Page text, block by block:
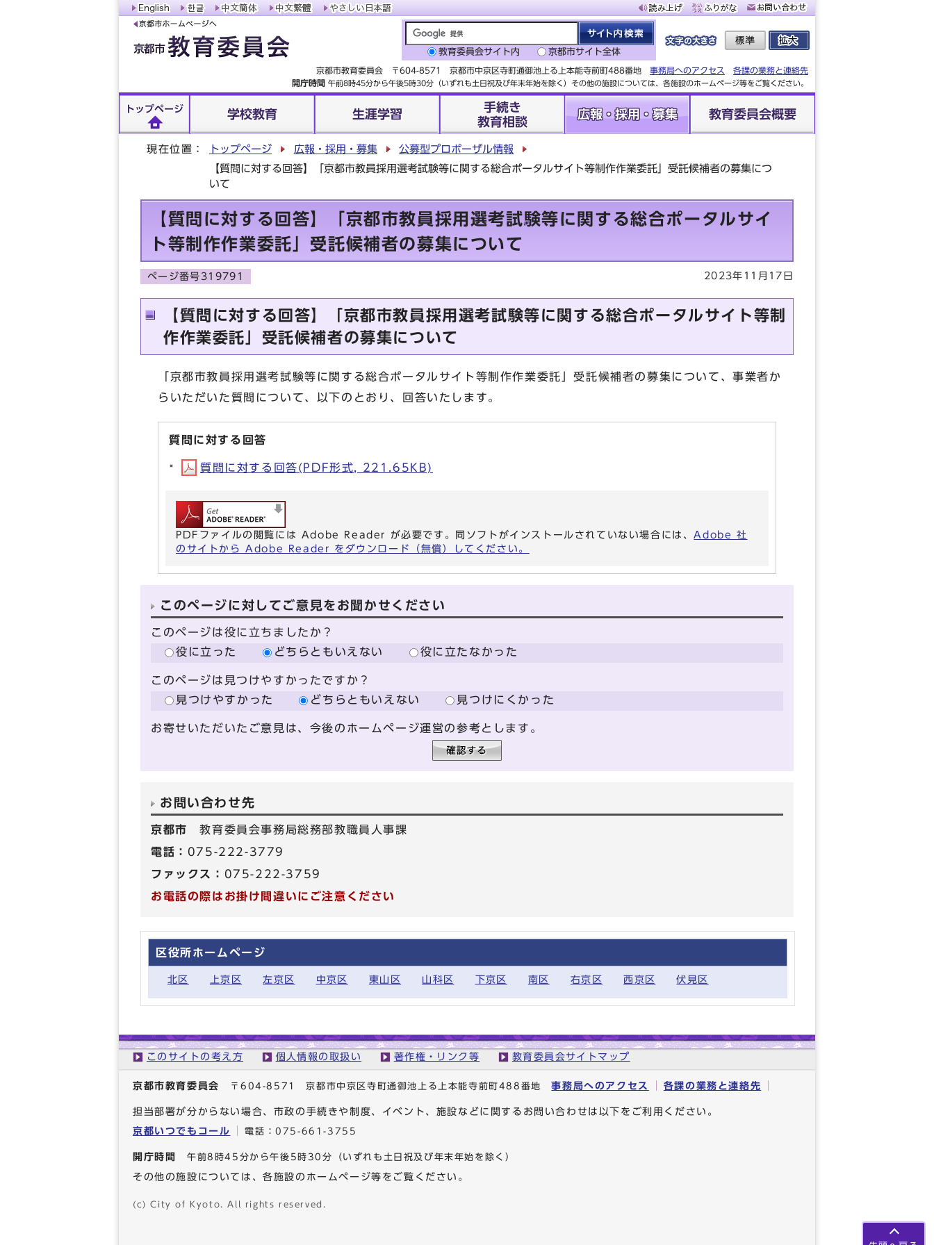
教育委員会サイト内 京都市サイト全体
京都市教育委員会 〒604-8571 京都市中京区寺町通御池上る上本能寺前町488番地 事務局へのアクセス
各課の業務と連絡先
開庁時間 午前8時45分から午後5時30分（いずれも土日祝及び年末年始を除く）その他の施設については、各施設のホームページ等をご覧ください。
トップページ 学校教育 生涯学習
手続き
教育相談
広報・採用・募集 教育委員会概要
現在位置： トップページ 広報・採用・募集
公募型プロポーザル情報
【質問に対する回答】「京都市教員採用選考試験等に関する総合ポータルサイト等制作作業委託」受託候補者の募集につ
いて
【質問に対する回答】「京都市教員採用選考試験等に関する総合ポータルサイ
ト等制作作業委託」受託候補者の募集について
ページ番号319791 2023年11月17日
【質問に対する回答】「京都市教員採用選考試験等に関する総合ポータルサイト等制
作作業委託」受託候補者の募集について
「京都市教員採用選考試験等に関する総合ポータルサイト等制作作業委託」受託候補者の募集について、事業者か
らいただいた質問について、以下のとおり、回答いたします。
質問に対する回答
質問に対する回答(PDF形式, 221.65KB)
PDFファイルの閲覧には Adobe Reader が必要です。同ソフトがインストールされていない場合には、Adobe 社
のサイトから Adobe Reader をダウンロード（無償）してください。
このページに対してご意見をお聞かせください
このページは役に立ちましたか？
役に立った
どちらともいえない 役に立たなかった
このページは見つけやすかったですか？
見つけやすかった
どちらともいえない 見つけにくかった
お寄せいただいたご意見は、今後のホームページ運営の参考とします。
お問い合わせ先
京都市教育委員会事務局総務部教職員人事課
電話： 075-222-3779
ファックス： 075-222-3759
お電話の際はお掛け間違いにご注意ください
区役所ホームページ
北区 上京区 左京区 中京区 東山区 山科区 下京区 南区 右京区 西京区 伏見区
このサイトの考え方 個人情報の取扱い 著作権・リンク等 教育委員会サイトマップ
京都市教育委員会 〒604-8571 京都市中京区寺町通御池上る上本能寺前町488番地事務局へのアクセス 各課の業務と連絡先
担当部署が分からない場合、市政の手続きや制度、イベント、施設などに関するお問い合わせは以下をご利用ください。
京都いつでもコール
電話：075-661-3755
開庁時間 午前8時45分から午後5時30分 （いずれも土日祝及び年末年始を除く）
その他の施設については、各施設のホームページ等をご覧ください。
(c) City of Kyoto. All rights reserved.